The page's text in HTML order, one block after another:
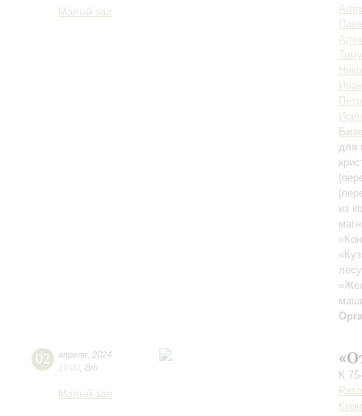
Малый зал
Бизе
для
из
02 апреля 2024
19:00 Вт
Малый зал
К